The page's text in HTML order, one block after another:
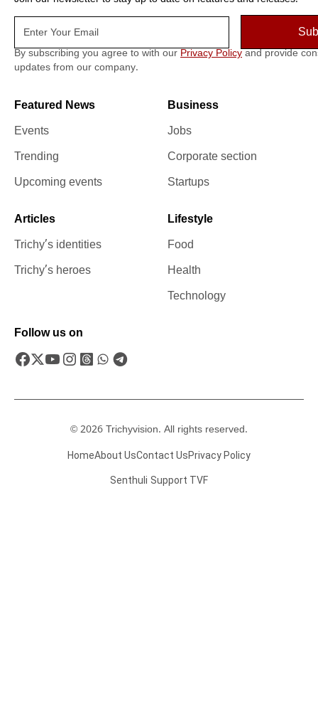
By subscribing you agree to with our Privacy Policy and provide
updates from our company.
Featured News
Events
Trending
Upcoming events
Business
Jobs
Corporate section
Startups
Articles
Trichy’s identities
Trichy’s heroes
Lifestyle
Food
Health
Technology
Follow us on
© 2026 Trichyvision. All rights reserved.
HomeAbout UsContact UsPrivacy Policy
Senthuli Support TVF